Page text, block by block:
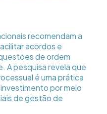
recomendam a
acordos e
de ordem
A pesquisa revela que
é uma prática
por meio
de gestão de